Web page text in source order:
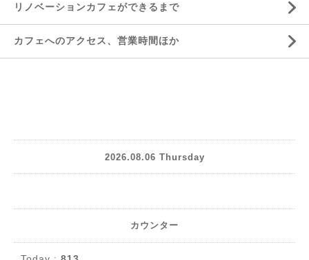
リノベーションカフェができるまで
カフェへのアクセス、営業時間ほか
2026.08.06 Thursday
カウンター